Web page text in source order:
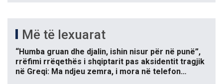
Më të lexuarat
“Humba gruan dhe djalin, ishin nisur për në punë”,
rrëfimi rrëqethës i shqiptarit pas aksidentit tragjik
në Greqi: Ma ndjeu zemra, i mora në telefon…